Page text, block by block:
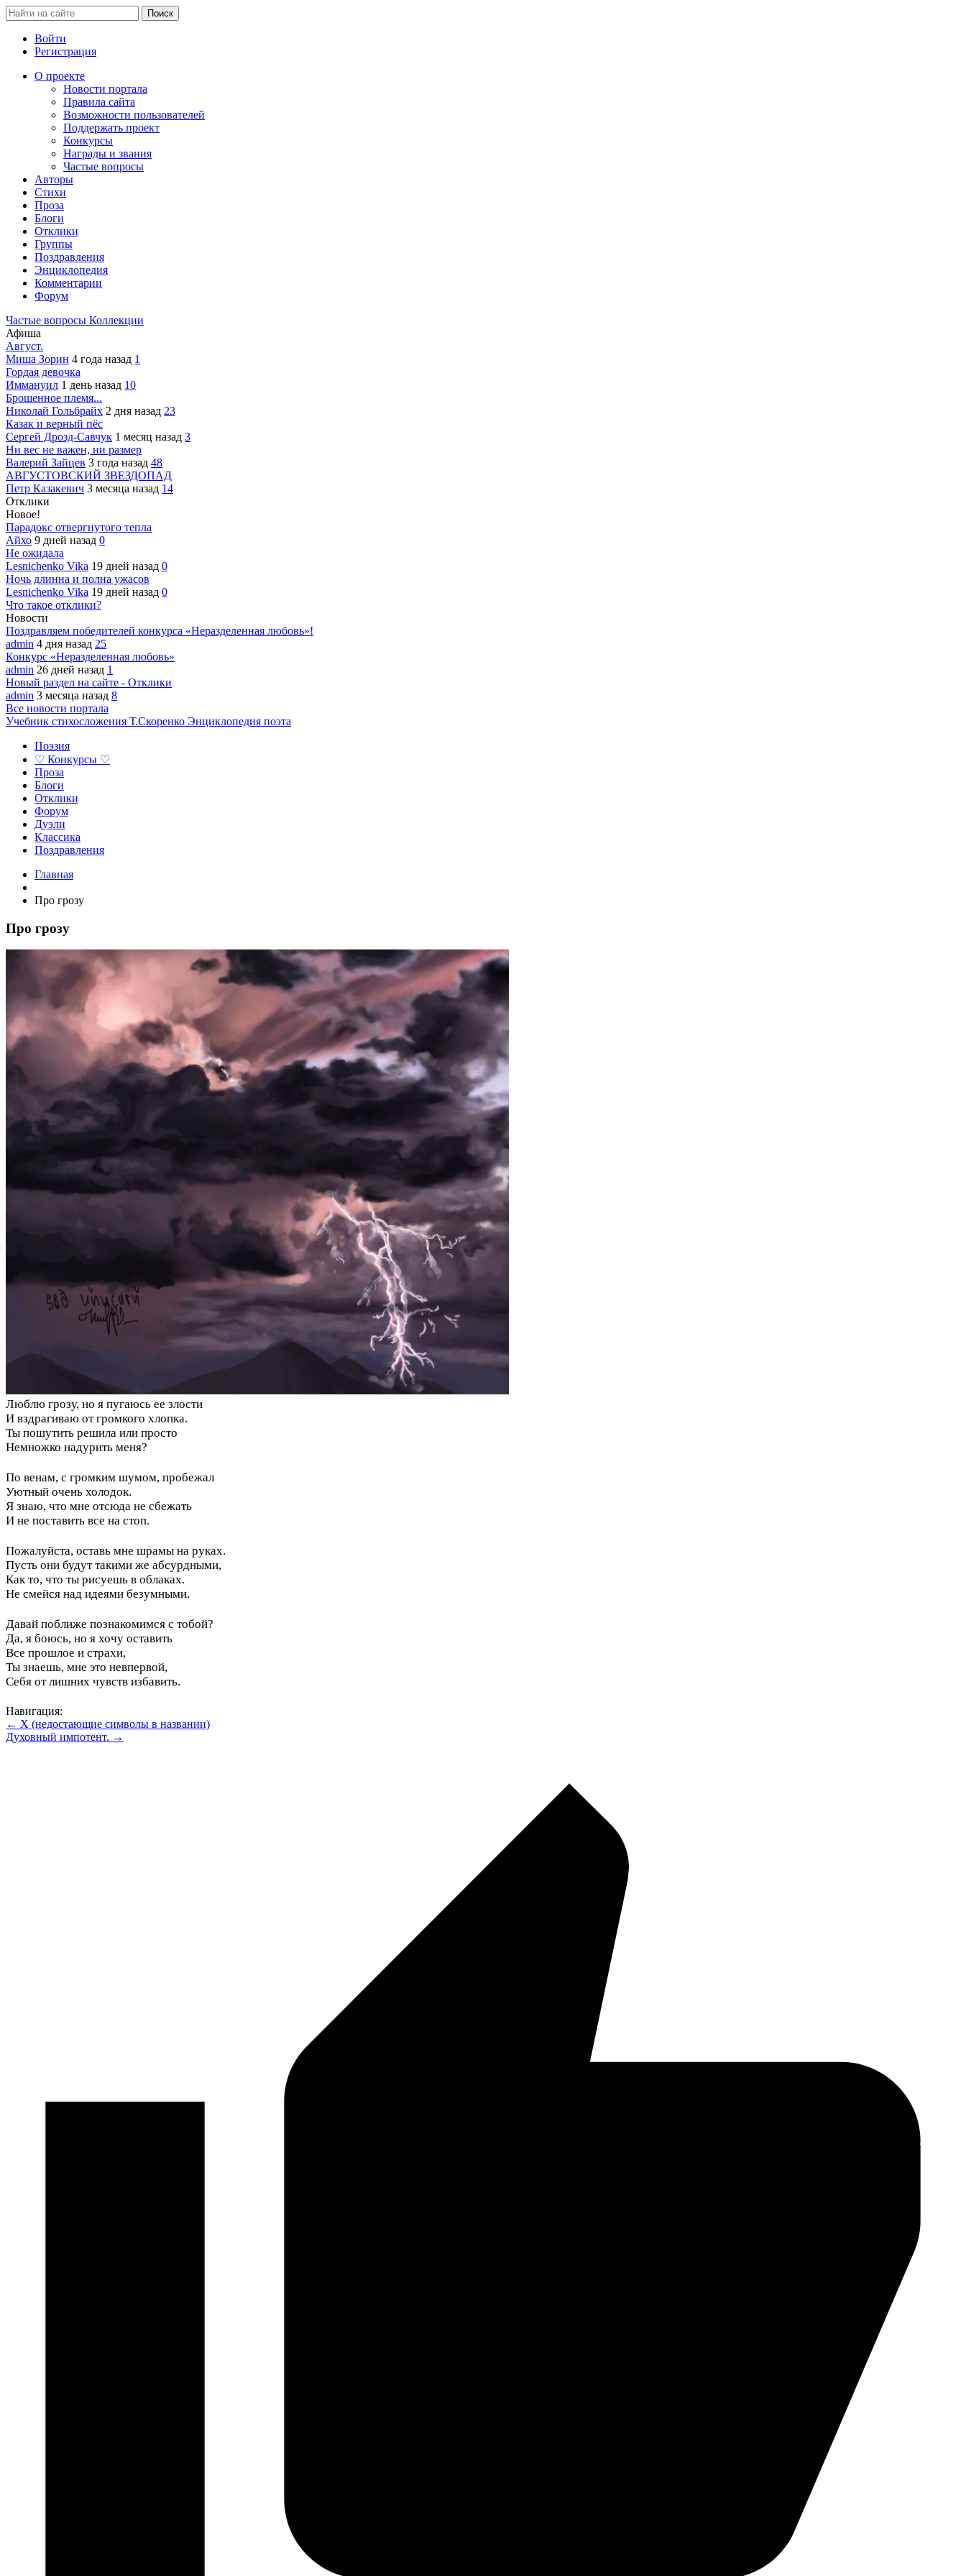
Войти
Регистрация
О проекте
Новости портала
Правила сайта
Возможности пользователей
Поддержать проект
Конкурсы
Награды и звания
Частые вопросы
Авторы
Стихи
Проза
Блоги
Отклики
Группы
Поздравления
Энциклопедия
Комментарии
Форум
Частые вопросы Коллекции
Афиша
Август.
Миша Зорин 4 года назад 1
Гордая девочка
Иммануил 1 день назад 10
Брошенное племя...
Николай Гольбрайх 2 дня назад 23
Казак и верный пёс
Сергей Дрозд-Савчук 1 месяц назад 3
Ни вес не важен, ни размер
Валерий Зайцев 3 года назад 48
АВГУСТОВСКИЙ ЗВЕЗДОПАД
Петр Казакевич 3 месяца назад 14
Отклики
Новое!
Парадокс отвергнутого тепла
Айхо 9 дней назад 0
Не ожидала
Lesnichenko Vika 19 дней назад 0
Ночь длинна и полна ужасов
Lesnichenko Vika 19 дней назад 0
Что такое отклики?
Новости
Поздравляем победителей конкурса «Неразделенная любовь»!
admin 4 дня назад 25
Конкурс «Неразделенная любовь»
admin 26 дней назад 1
Новый раздел на сайте - Отклики
admin 3 месяца назад 8
Все новости портала
Учебник стихосложения Т.Скоренко Энциклопедия поэта
Поэзия
♡ Конкурсы ♡
Проза
Блоги
Отклики
Форум
Дуэли
Классика
Поздравления
Главная
Про грозу
Про грозу
Люблю грозу, но я пугаюсь ее злости
И вздрагиваю от громкого хлопка.
Ты пошутить решила или просто
Немножко надурить меня?
По венам, с громким шумом, пробежал
Уютный очень холодок.
Я знаю, что мне отсюда не сбежать
И не поставить все на стоп.
Пожалуйста, оставь мне шрамы на руках.
Пусть они будут такими же абсурдными,
Как то, что ты рисуешь в облаках.
Не смейся над идеями безумными.
Давай поближе познакомимся с тобой?
Да, я боюсь, но я хочу оставить
Все прошлое и страхи,
Ты знаешь, мне это невпервой,
Себя от лишних чувств избавить.
Навигация:
← X (недостающие символы в названии)
Духовный импотент. →